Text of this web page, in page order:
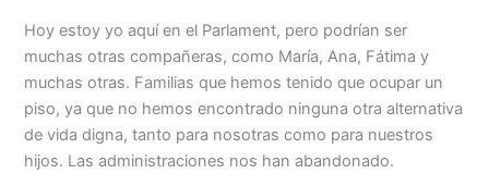
Hoy estoy yo aquí en el Parlament, pero podrían ser
muchas otras compañeras, como María, Ana, Fátima y
muchas otras. Familias que hemos tenido que ocupar un
piso, ya que no hemos encontrado ninguna otra alternativa
de vida digna, tanto para nosotras como para nuestros
hijos. Las administraciones nos han abandonado.